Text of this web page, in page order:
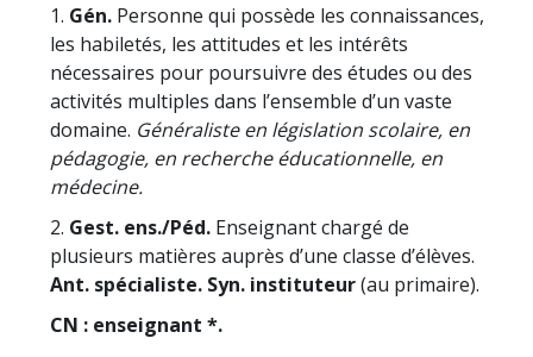
1. Gén. Personne qui possède les connaissances,
les habiletés, les attitudes et les intérêts
nécessaires pour poursuivre des études ou des
activités multiples dans l’ensemble d’un vaste
domaine. Généraliste en législation scolaire, en
pédagogie, en recherche éducationnelle, en
médecine.
2. Gest. ens./Péd.Enseignant chargé de
plusieurs matières auprès d’une classe d’élèves.
Ant. spécialiste. Syn. instituteur(au primaire).
CN : enseignant *.